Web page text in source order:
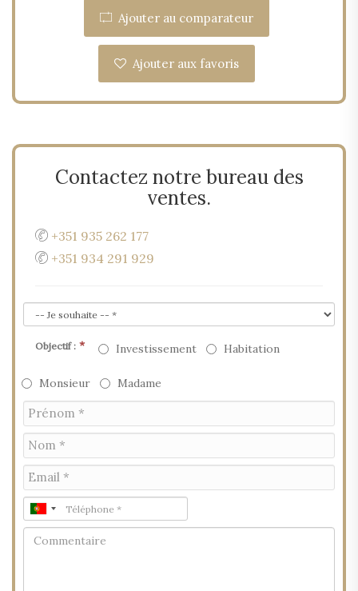
Ajouter au comparateur
Ajouter aux favoris
Contactez notre bureau des
ventes.
+351 935 262 177
+351 934 291 929
Objectif : * Investissement Habitation
Monsieur Madame